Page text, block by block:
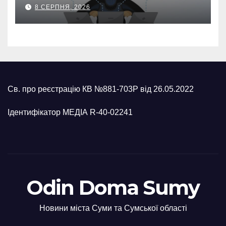
карток матері
8 СЕРПНЯ, 2026
Св. про реєстрацію КВ №881-703Р від 26.05.2022
Ідентифікатор МЕДІА R-40-02241
Odin Doma Sumy
Новини міста Суми та Сумської області